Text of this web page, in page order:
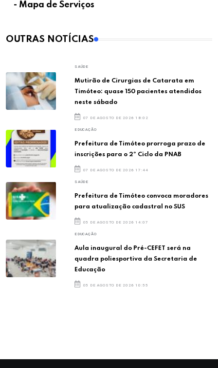
- Mapa de Serviços
OUTRAS NOTÍCIAS
SAÚDE
Mutirão de Cirurgias de Catarata em
Timóteo: quase 150 pacientes atendidos
neste sábado
07 DE AGOSTO DE 2026 18:02
EDUCAÇÃO
Prefeitura de Timóteo prorroga prazo de
inscrições para o 2º Ciclo da PNAB
07 DE AGOSTO DE 2026 17:44
SAÚDE
Prefeitura de Timóteo convoca moradores
para atualização cadastral no SUS
05 DE AGOSTO DE 2026 14:07
EDUCAÇÃO
Aula inaugural do Pré-CEFET será na
quadra poliesportiva da Secretaria de
Educação
05 DE AGOSTO DE 2026 10:55